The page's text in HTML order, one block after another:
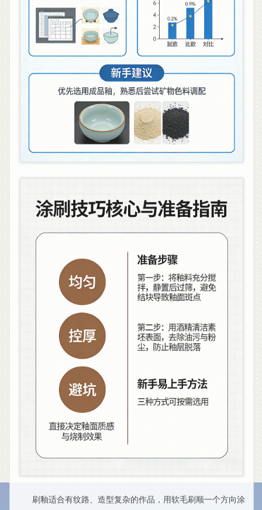
刷釉适合有纹路、造型复杂的作品，用软毛刷顺一个方向涂